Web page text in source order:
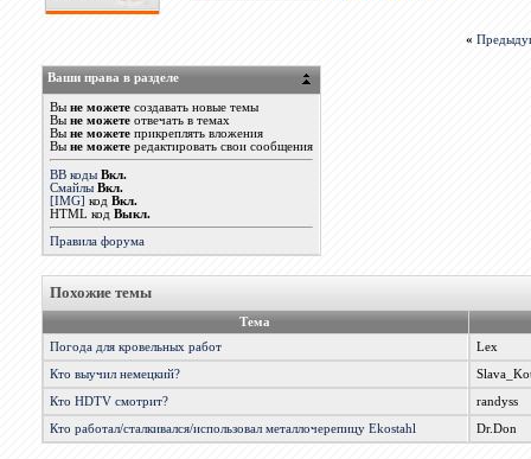
«
Ваши права в разделе
Вы не можетесоздавать новые темы
Вы не можетеотвечать в темах
Вы не можетеприкреплять вложения
Вы не можетередактировать свои сообщения
BB коды Вкл.
Смайлы Вкл.
[IMG] код Вкл.
HTML код Выкл.
Правила форума
Похожие темы
Тема
Погода для кровельных работ
Lex
Кто выучил немецкий?
Кто HDTV смотрит? randyss
Кто работал/сталкивался/использовал металлочерепицу Ekostahl Dr.Don